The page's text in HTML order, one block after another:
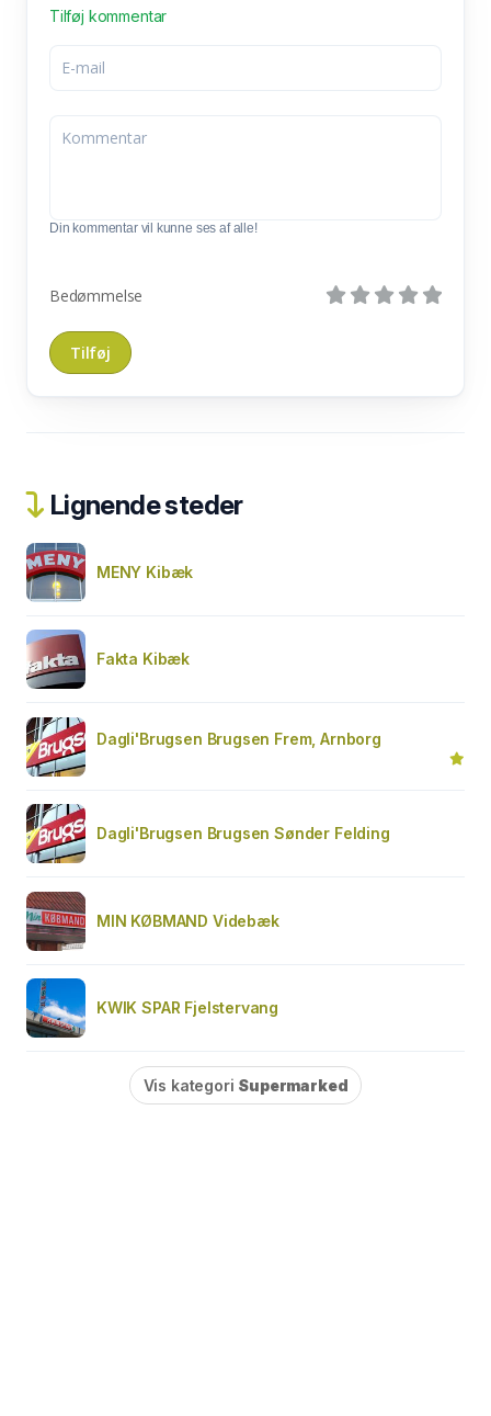
Tilføj kommentar
Din kommentar vil kunne ses af alle!
Bedømmelse
Lignende steder
MENY Kibæk
Fakta Kibæk
Dagli'Brugsen Brugsen Frem, Arnborg
Dagli'Brugsen Brugsen Sønder Felding
MIN KØBMAND Videbæk
KWIK SPAR Fjelstervang
Vis kategori Supermarked